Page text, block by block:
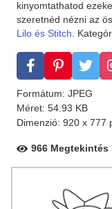
kinyomtathatod
szeretnéd nézni az
Lilo és Stitch.
Formátum: JPEG
Méret: 54.93 KB
Dimenzió: 920 x 777
966 Megtekintés